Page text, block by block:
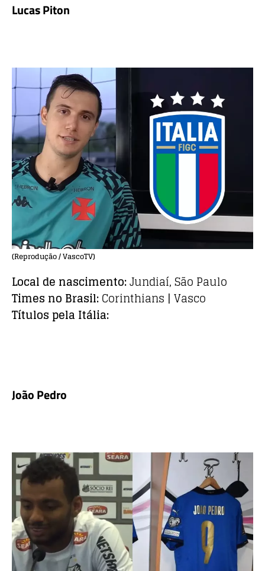
Lucas Piton
(Reprodução / VascoTV)
Local de nascimento:Jundiaí, São Paulo
Times no Brasil:Corinthians | Vasco
Títulos pela Itália:
João Pedro